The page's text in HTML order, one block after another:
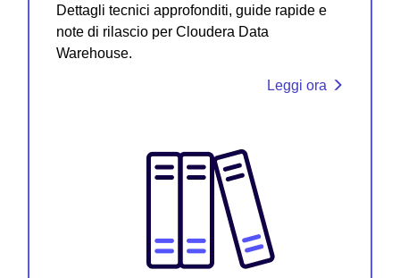
Dettagli tecnici approfonditi, guide rapide e
note di rilascio per Cloudera Data
Warehouse.
Leggi ora